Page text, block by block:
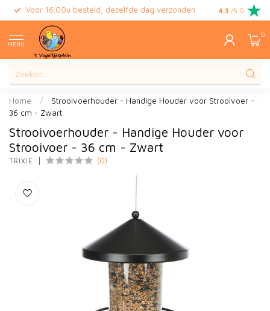
Voor 16.00u besteld, dezelfde dag verzonden Gratis
4.3 /5.0
MENU
0
Home /
Strooivoerhouder - Handige Houder voor Strooivoer -
36 cm - Zwart
Strooivoerhouder - Handige Houder voor
Strooivoer - 36 cm - Zwart
TRIXIE (0)